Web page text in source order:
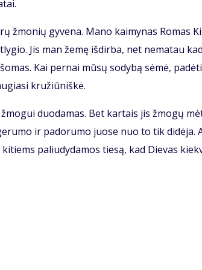
žmo­nių gy­ve­na. Ma­no kai­my­nas Ro­mas
Jis man že­mę iš­dir­ba, net ne­ma­tau
Kai per­nai mū­sų so­dy­bą sė­mė,
kru­žiū­niš­kė.
duo­da­mas. Bet kar­tais jis žmo­gų
ir pa­do­ru­mo juo­se nuo to tik di­dė­ja.
pa­liu­dy­da­mos tie­są, kad Die­vas